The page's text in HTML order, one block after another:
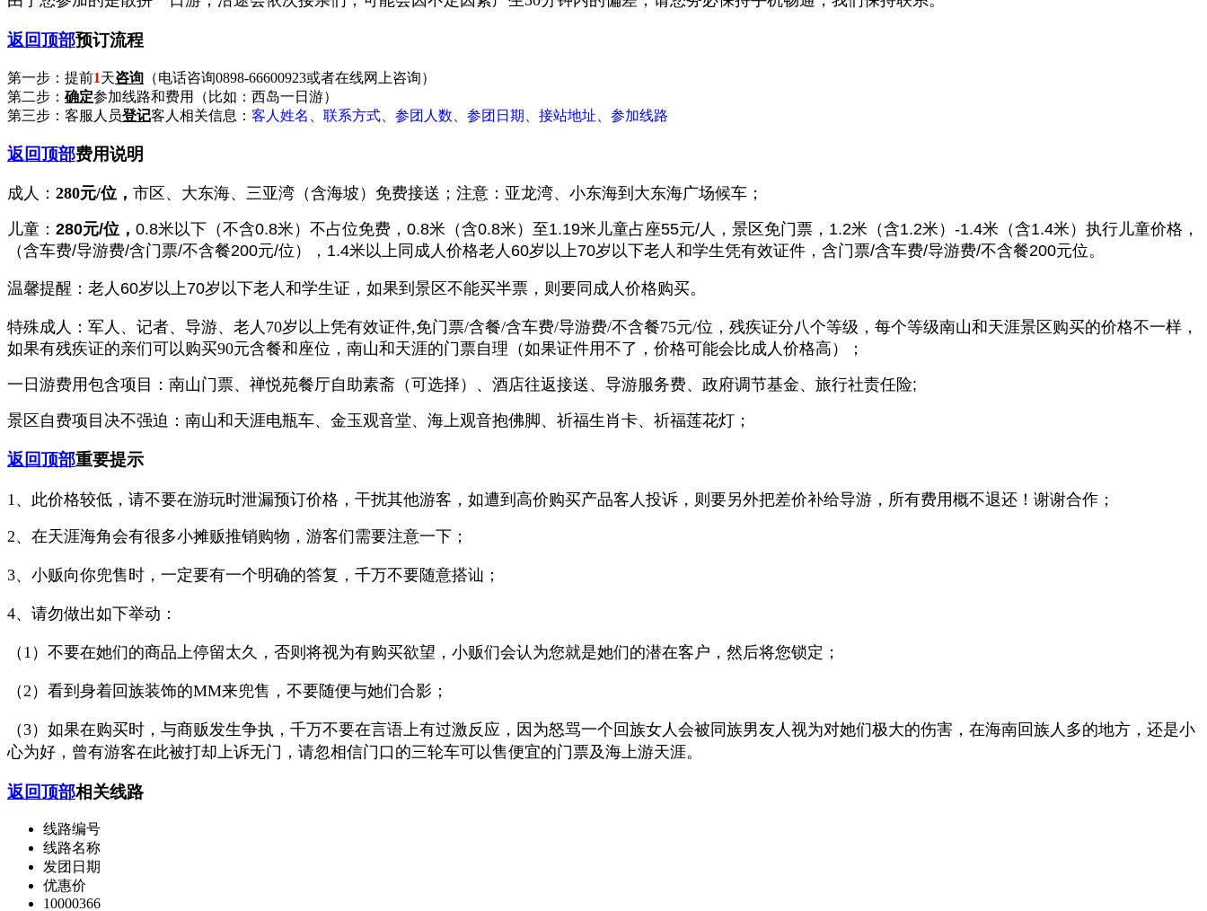
返回顶部预订流程
第一步：提前1天咨询 （电话咨询0898-66600923或者在线网上咨询）
第二步： 确定参加线路和费用（比如：西岛一日游）
第三步：客服人员登记客人相关信息： 客人姓名、联系方式、参团人数、参团日期、接站地址、参加线路
返回顶部费用说明
成人： 280元/位， 市区、大东海、三亚湾（含海坡）免费接送；注意：亚龙湾、小东海到大东海广场候车；
儿童： 280元/位 ， 0.8米以下（不含0.8米）不占位免费，0.8米（含0.8米）至1.19米儿童占座55元/人，景区免门票，1.2米（含1.2米）-1.4米（含1.4米）执行儿童价格，
（含车费/导游费/含门票/不含餐200元/位 ）， 1.4米以上同成人价格老人60岁以上70岁以下老人和学生凭有效证件， 含门票/含车费/导游费/不含餐200元位。
温馨提醒：老人60岁以上70岁以下老人和学生证，如果到景区不能买半票，则要同成人价格购买。
特殊成人： 军人、记者、导游、老人70岁以上凭有效证件,免门票/含餐/含车费/导游费/不含餐75元/位，残疾证分八个等级，每个等级南山和天涯景区购买的价格不一样，
如果有残疾证的亲们可以购买90元含餐和座位，南山和天涯的门票自理（如果证件用不了，价格可能会比成人价格高）；
一日游费用包含项目： 南山门票、禅悦苑餐厅自助素斋（可选择） 、酒店往返接送、导游服务费、政府调节基金、旅行社责任险;
景区自费项目决不强迫： 南山和天涯电瓶车、金玉观音堂、海上观音抱佛脚、祈福生肖卡、祈福莲花灯；
返回顶部重要提示
1、此价格较低，请不要在游玩时泄漏预订价格，干扰其他游客，如遭到高价购买产品客人投诉，则要另外把差价补给导游，所有费用概不退还！谢谢合作；
2、在天涯海角会有很多小摊贩推销购物，游客们需要注意一下；
3、小贩向你兜售时，一定要有一个明确的答复，千万不要随意搭讪；
4、请勿做出如下举动：
（1）不要在她们的商品上停留太久，否则将视为有购买欲望，小贩们会认为您就是她们的潜在客户，然后将您锁定；
（2）看到身着回族装饰的MM来兜售，不要随便与她们合影；
（3）如果在购买时，与商贩发生争执，千万不要在言语上有过激反应，因为怒骂一个回族女人会被同族男友人 视为对她们极大的伤害，在海南回族人多的地方，还是小
心为好，曾有游客在此被打却上诉无门，请忽相信门口的三轮车可以售便宜的门票及海上游天涯。
返回顶部相关线路
线路编号
线路名称
发团日期
优惠价
10000366